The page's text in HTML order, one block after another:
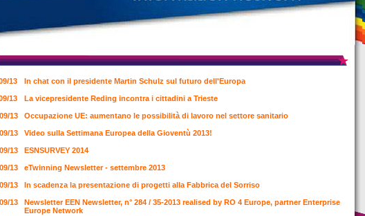
13 In chat con il presidente Martin Schulz sul futuro dell'Europa
13 La vicepresidente Reding incontra i cittadini a Trieste
13 Occupazione UE: aumentano le possibilità di lavoro nel settore sanitario
13 Video sulla Settimana Europea della Gioventù 2013!
13 ESNSURVEY 2014
13 eTwinning Newsletter - settembre 2013
13 In scadenza la presentazione di progetti alla Fabbrica del Sorriso
13
Newsletter EEN Newsletter, n° 284 / 35-2013 realised by RO 4 Europe, partner Enterprise
Europe Network